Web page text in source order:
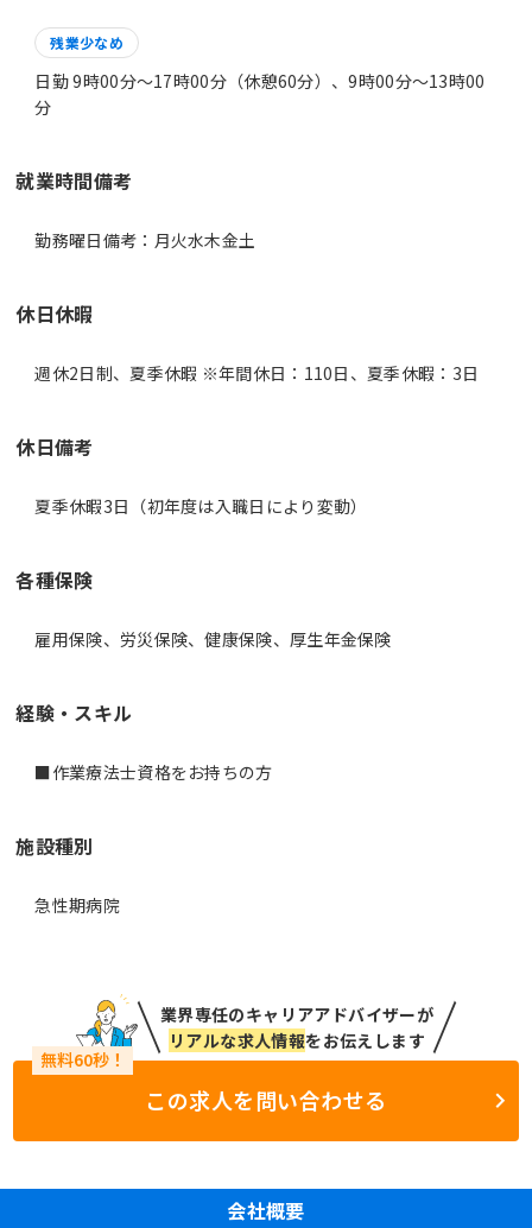
残業少なめ
日勤 9時00分〜17時00分（休憩60分）、9時00分〜13時00
分
就業時間備考
休日休暇
週休2日制、夏季休暇 ※年間休日：110日、夏季休暇：3日
休日備考
夏季休暇3日（初年度は入職日により変動）
各種保険
雇用保険、労災保険、健康保険、厚生年金保険
経験・スキル
■作業療法士資格をお持ちの方
施設種別
急性期病院
業界専任のキャリアアドバイザーが
リアルな求人情報をお伝えします
この求人を問い合わせる
会社概要